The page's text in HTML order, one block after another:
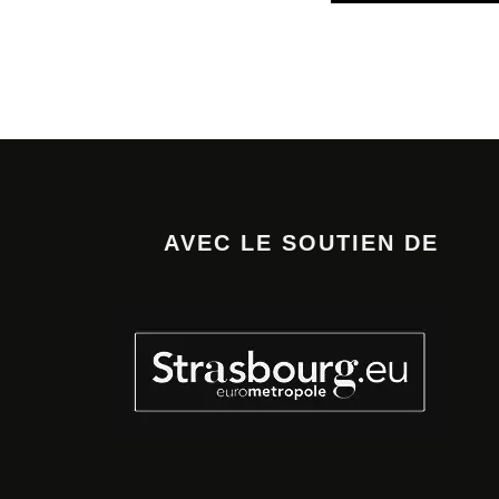
AVEC LE SOUTIEN DE